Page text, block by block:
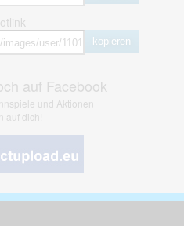
kopieren
auf Facebook
und Aktionen
auf dich!